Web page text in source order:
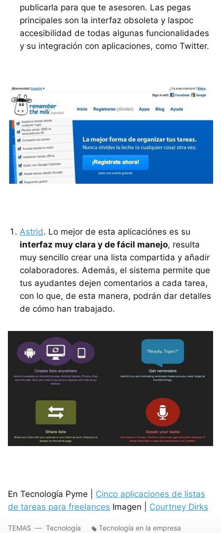
publicarla para que te asesoren. Las pegas
principales son la interfaz obsoleta y laspoc
accesibilidad de todas algunas funcionalidades
y su integración con aplicaciones, como Twitter.
Astrid. Lo mejor de esta aplicaciónes es su
interfaz muy clara y de fácil manejo, resulta
muy sencillo crear una lista compartida y añadir
colaboradores. Además, el sistema permite que
tus ayudantes dejen comentarios a cada tarea,
con lo que, de esta manera, podrán dar detalles
de cómo han trabajado.
En Tecnología Pyme | Cinco aplicaciones de listas
de tareas para freelances Imagen | Courtney Dirks
TEMAS Tecnología Tecnología en la empresa